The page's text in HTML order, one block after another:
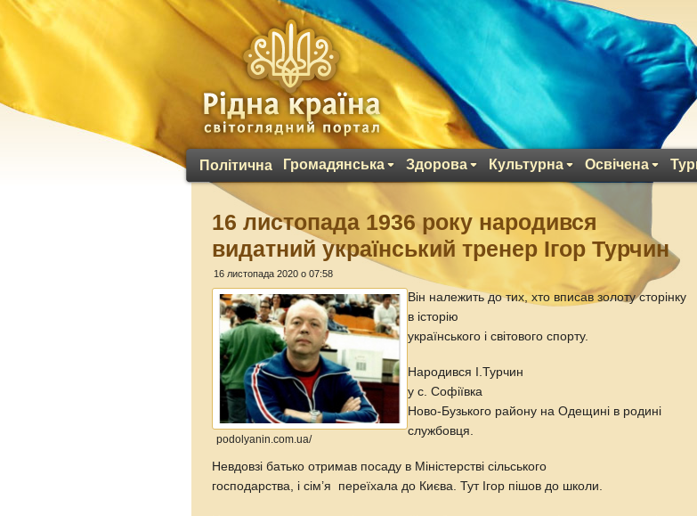
Політична Громадянська Здорова Культурна Освічена
16 листопада 1936 року народився
видатний український тренер Ігор Турчин
16 листопада 2020 о 07:58
podolyanin.com.ua/
Він належить до тих, хто вписав золоту сторінку
в історію
українського і світового спорту.
Народився І.Турчин
у с. Софіївка
Ново-Бузького району на Одещині в родині
службовця.
Невдовзі батько отримав посаду в Міністерстві сільського
господарства, і сім’я переїхала до Києва. Тут Ігор пішов до школи.